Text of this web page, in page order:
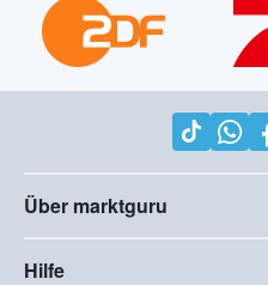
Über marktguru
Hilfe